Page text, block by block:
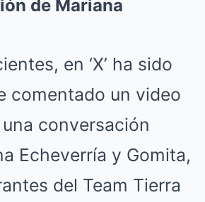
de Mariana
en ‘X’ ha sido
comentado un video
conversación
Echeverría y Gomita,
del Team Tierra